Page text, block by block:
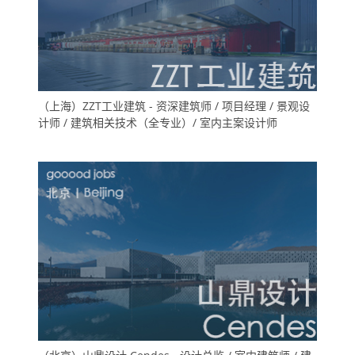
（上海）ZZT工业建筑 - 资深建筑师 / 项目经理 / 景观设
计师 / 建筑相关技术（全专业）/ 室内主案设计师